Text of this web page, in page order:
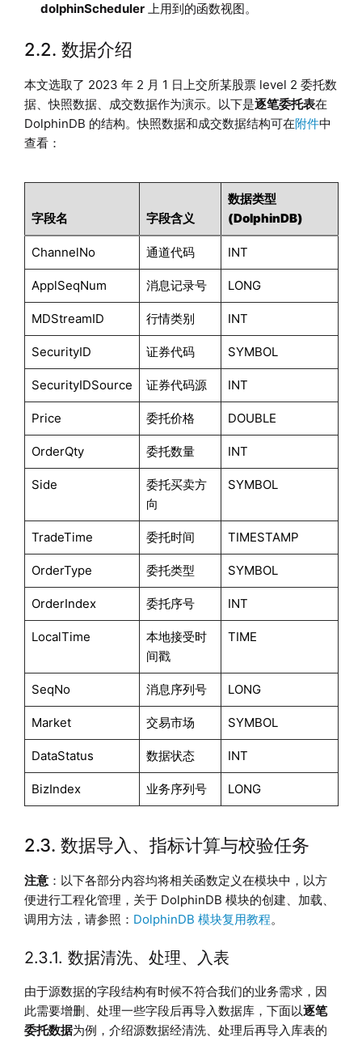
dolphinScheduler上用到的函数视图。
2.2. 数据介绍
本文选取了 2023 年 2 月 1 日上交所某股票 level 2 委托数
据、快照数据、成交数据作为演示。以下是逐笔委托表在
DolphinDB 的结构。快照数据和成交数据结构可在附件中
查看：
字段名 字段含义
数据类型
(DolphinDB)
ChannelNo 通道代码 INT
ApplSeqNum 消息记录号 LONG
MDStreamID 行情类别 INT
SecurityID 证券代码 SYMBOL
SecurityIDSource 证券代码源 INT
Price 委托价格 DOUBLE
OrderQty 委托数量 INT
Side
委托买卖方
向
SYMBOL
TradeTime 委托时间 TIMESTAMP
OrderType 委托类型 SYMBOL
OrderIndex 委托序号 INT
LocalTime
本地接受时
间戳
TIME
SeqNo 消息序列号 LONG
Market 交易市场 SYMBOL
DataStatus 数据状态 INT
BizIndex 业务序列号 LONG
2.3. 数据导入、指标计算与校验任务
注意：以下各部分内容均将相关函数定义在模块中，以方
便进行工程化管理，关于 DolphinDB 模块的创建、加载、
调用方法，请参照： DolphinDB 模块复用教程。
2.3.1. 数据清洗、处理、入表
由于源数据的字段结构有时候不符合我们的业务需求，因
此需要增删、处理一些字段后再导入数据库，下面以逐笔
委托数据为例，介绍源数据经清洗、处理后再导入库表的